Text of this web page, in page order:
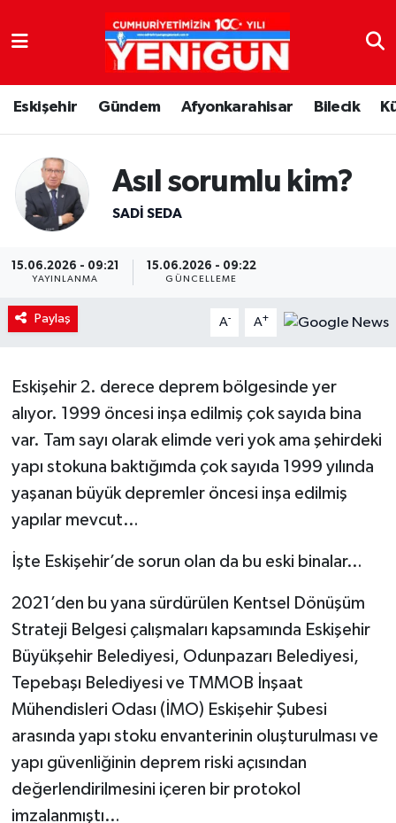
Eskişehir Gündem Afyonkarahisar Bilecik
Asıl sorumlu kim?
SADI SEDA
15.06.2026 - 09:21
YAYINLANMA
15.06.2026 - 09:22
GÜNCELLEME
Paylaş A- A+
Eskişehir 2. derece deprem bölgesinde yer
alıyor. 1999 öncesi inşa edilmiş çok sayıda bina
var. Tam sayı olarak elimde veri yok ama şehirdeki
yapı stokuna baktığımda çok sayıda 1999 yılında
yaşanan büyük depremler öncesi inşa edilmiş
yapılar mevcut…
İşte Eskişehir’de sorun olan da bu eski binalar…
2021’den bu yana sürdürülen Kentsel Dönüşüm
Strateji Belgesi çalışmaları kapsamında Eskişehir
Büyükşehir Belediyesi, Odunpazarı Belediyesi,
Tepebaşı Belediyesi ve TMMOB İnşaat
Mühendisleri Odası (İMO) Eskişehir Şubesi
arasında yapı stoku envanterinin oluşturulması ve
yapı güvenliğinin deprem riski açısından
değerlendirilmesini içeren bir protokol
imzalanmıştı…
Nöbetçi Eczaneler
Hava Durumu
Trafik Durumu
Süper Lig Puan Durumu ve Fikstür